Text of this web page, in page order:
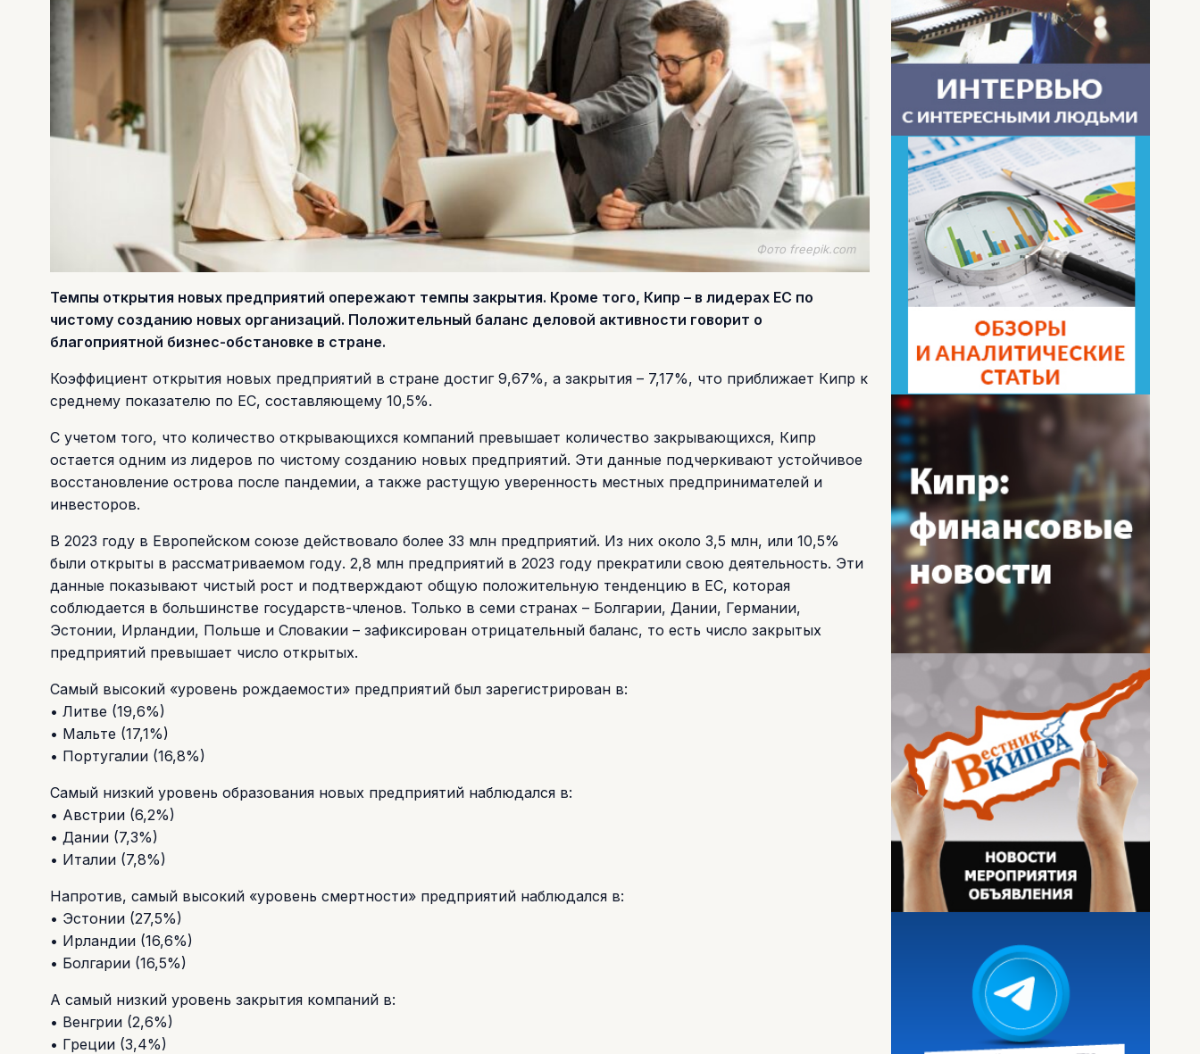
Фото freepik.com
Темпы открытия новых предприятий опережают темпы закрытия. Кроме того, Кипр – в лидерах ЕС по
чистому созданию новых организаций. Положительный баланс деловой активности говорит о
благоприятной бизнес-обстановке в стране.
Коэффициент открытия новых предприятий в стране достиг 9,67%, а закрытия – 7,17%, что приближает Кипр к
среднему показателю по ЕС, составляющему 10,5%.
С учетом того, что количество открывающихся компаний превышает количество закрывающихся, Кипр
остается одним из лидеров по чистому созданию новых предприятий. Эти данные подчеркивают устойчивое
восстановление острова после пандемии, а также растущую уверенность местных предпринимателей и
инвесторов.
В 2023 году в Европейском союзе действовало более 33 млн предприятий. Из них около 3,5 млн, или 10,5%
были открыты в рассматриваемом году. 2,8 млн предприятий в 2023 году прекратили свою деятельность. Эти
данные показывают чистый рост и подтверждают общую положительную тенденцию в ЕС, которая
соблюдается в большинстве государств-членов. Только в семи странах – Болгарии, Дании, Германии,
Эстонии, Ирландии, Польше и Словакии – зафиксирован отрицательный баланс, то есть число закрытых
предприятий превышает число открытых.
Самый высокий «уровень рождаемости» предприятий был зарегистрирован в:
• Литве (19,6%)
• Мальте (17,1%)
• Португалии (16,8%)
Самый низкий уровень образования новых предприятий наблюдался в:
• Австрии (6,2%)
• Дании (7,3%)
• Италии (7,8%)
Напротив, самый высокий «уровень смертности» предприятий наблюдался в:
• Эстонии (27,5%)
• Ирландии (16,6%)
• Болгарии (16,5%)
А самый низкий уровень закрытия компаний в:
• Венгрии (2,6%)
• Греции (3,4%)